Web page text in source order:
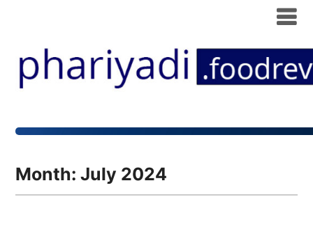
Month:July 2024